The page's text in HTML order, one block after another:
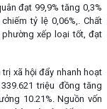
đạt 99,9% tăng 0,3%
tỷ lệ 0,06%,. Chất
xếp loại tốt, đạt
xã hội đẩy nhanh hoạt
triệu đồng tăng
10.21%. Nguồn vốn